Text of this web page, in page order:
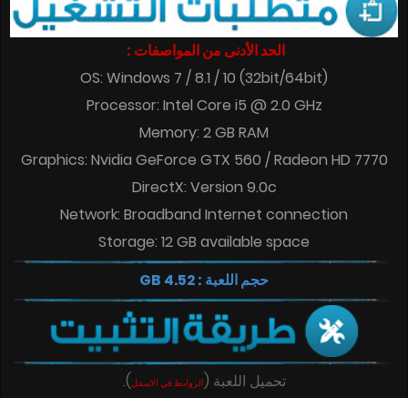
الحد الأدنى من المواصفات :
OS: Windows 7 / 8.1 / 10 (32bit/64bit)
Processor: Intel Core i5 @ 2.0 GHz
Memory: 2 GB RAM
Graphics: Nvidia GeForce GTX 560 / Radeon HD 7770
DirectX: Version 9.0c
Network: Broadband Internet connection
Storage: 12 GB available space
حجم اللعبة : 4.52 GB
تحميل اللعبة (الروابط في الاسفل)
.